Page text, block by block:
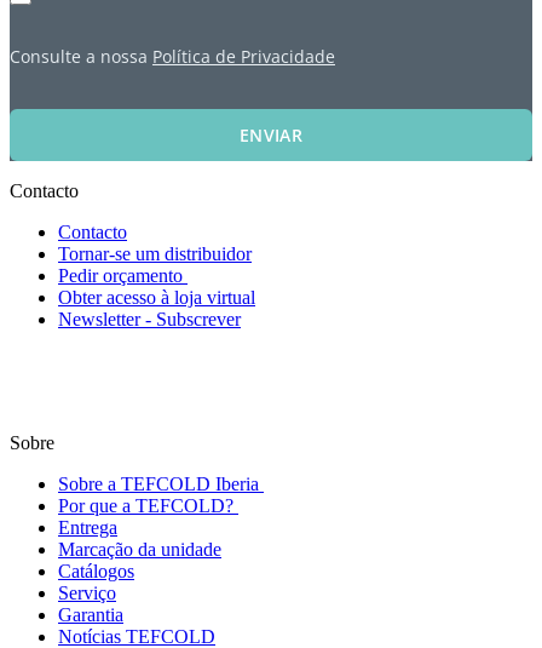
Consulte a nossa Política de Privacidade
ENVIAR
Contacto
Contacto
Tornar-se um distribuidor
Pedir orçamento
Obter acesso à loja virtual
Newsletter - Subscrever
Sobre
Sobre a TEFCOLD Iberia
Por que a TEFCOLD?
Entrega
Marcação da unidade
Catálogos
Serviço
Garantia
Notícias TEFCOLD